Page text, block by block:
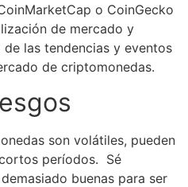
o CoinGecko
de mercado y
las tendencias y eventos
de criptomonedas.
son volátiles, pueden
períodos. Sé
buenas para ser